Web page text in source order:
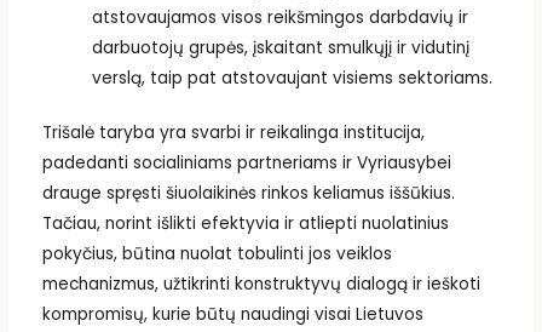
atstovaujamos visos reikšmingos darbdavių ir
darbuotojų grupės, įskaitant smulkųjį ir vidutinį
verslą, taip pat atstovaujant visiems sektoriams.
Trišalė taryba yra svarbi ir reikalinga institucija,
padedanti socialiniams partneriams ir Vyriausybei
drauge spręsti šiuolaikinės rinkos keliamus iššūkius.
Tačiau, norint išlikti efektyvia ir atliepti nuolatinius
pokyčius, būtina nuolat tobulinti jos veiklos
mechanizmus, užtikrinti konstruktyvų dialogą ir ieškoti
kompromisų, kurie būtų naudingi visai Lietuvos